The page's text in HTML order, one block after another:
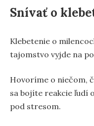
Snívať o
Klebetenie o
tajomstvo vyjde na
Hovoríme o niečom,
sa bojíte reakcie ľudí
pod stresom.